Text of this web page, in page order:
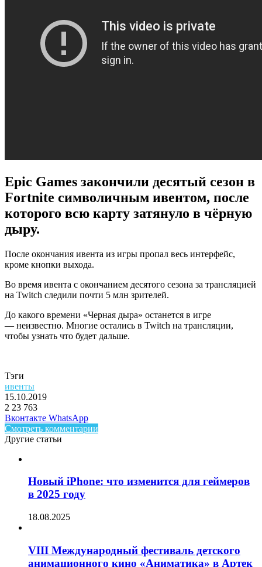
Epic Games закончили десятый сезон в
Fortnite символичным ивентом, после
которого всю карту затянуло в чёрную
дыру.
После окончания ивента из игры пропал весь интерфейс,
кроме кнопки выхода.
Во время ивента с окончанием десятого сезона за трансляцией
на Twitch следили почти 5 млн зрителей.
До какого времени «Черная дыра» останется в игре
— неизвестно. Многие остались в Twitch на трансляции,
чтобы узнать что будет дальше.
Тэги
ивенты
15.10.2019
2 23 763
Facebook
Twitter
LinkedIn
Вконтакте WhatsAppTelegram
Смотреть комментарии
Другие статьи
Новый iPhone: что изменится для геймеров
в 2025 году
18.08.2025
VIII Международный фестиваль детского
анимационного кино «Аниматика» в Артек